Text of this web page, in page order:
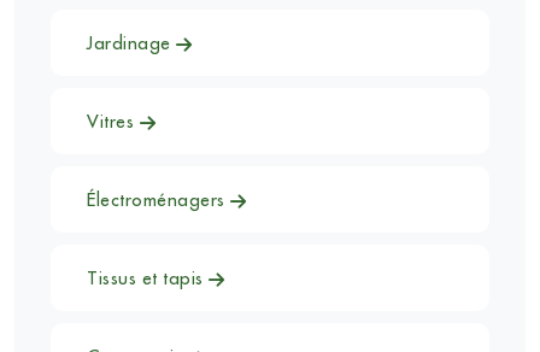
Jardinage
Vitres
Électroménagers
Tissus et tapis